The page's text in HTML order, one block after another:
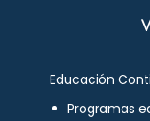
Educación
Programas